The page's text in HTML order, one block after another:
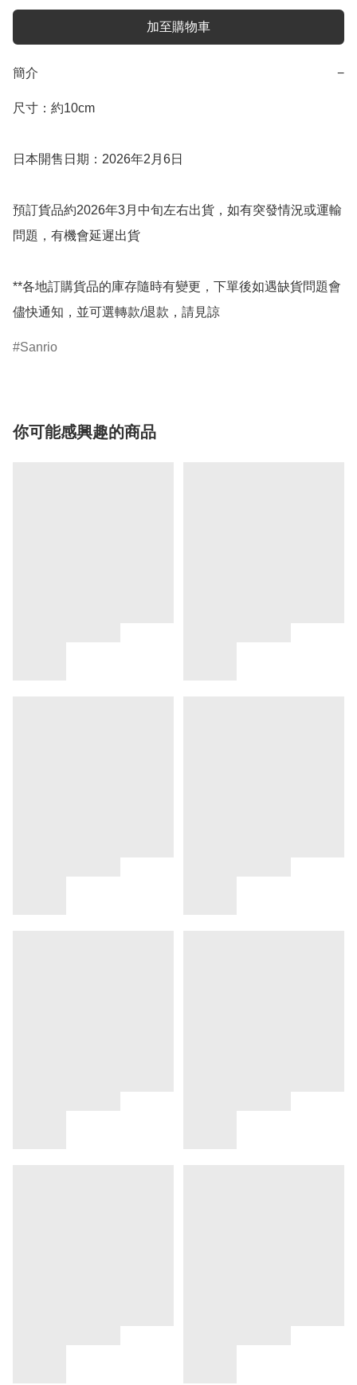
加至購物車
簡介 −
尺寸：約10cm
日本開售日期：2026年2月6日
預訂貨品約2026年3月中旬左右出貨，如有突發情況或運輸
問題，有機會延遲出貨
**各地訂購貨品的庫存隨時有變更，下單後如遇缺貨問題會
儘快通知，並可選轉款/退款，請見諒
Sanrio
你可能感興趣的商品